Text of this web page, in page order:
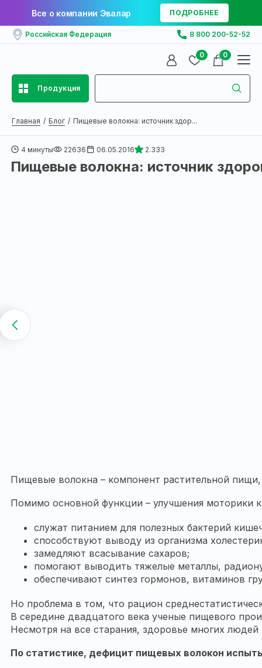
Все о компании Эвалар ПОДРОБНЕЕ
Российская Федерация 8 800 200-52-52
0 0
Продукция
Главная Блог Пищевые волокна: источник здор...
4 минуты 22636 06.05.2016 2.333
Пищевые волокна: источник
Пищевые волокна – компонент растительной
Помимо основной функции – улучшения моторики
служат питанием для полезных бактерий
способствуют выводу из организма
замедляют всасывание сахаров;
помогают выводить тяжелые металлы,
обеспечивают синтез гормонов, витаминов
Но проблема в том, что рацион
В середине двадцатого века ученые пищевого
Несмотря на все старания, здоровье многих
По статистике, дефицит пищевых волокон